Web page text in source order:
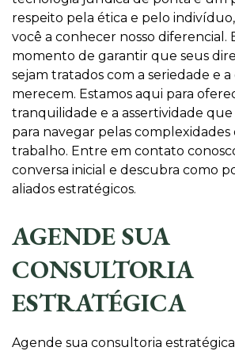
respeito pela ética e pelo
você a conhecer nosso diferencial.
momento de garantir que seus
sejam tratados com a seriedade e
merecem. Estamos aqui para
tranquilidade e a assertividade que
para navegar pelas
trabalho. Entre em contato
conversa inicial e descubra como
aliados estratégicos.
AGENDE SUA
CONSULTORIA
ESTRATÉGICA
Agende sua consultoria